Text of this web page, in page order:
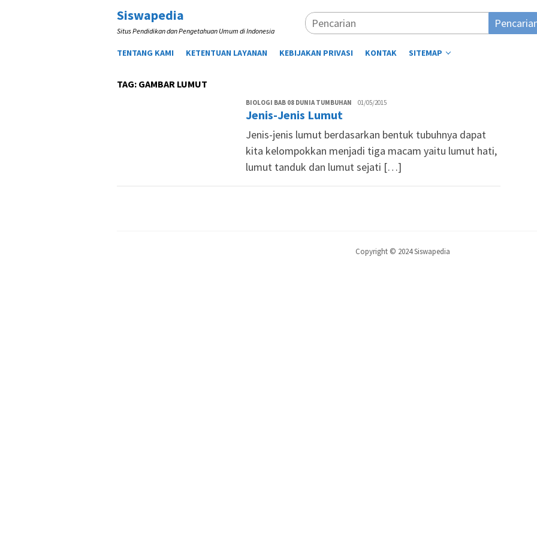
Loncat
Siswapedia
Situs Pendidikan dan Pengetahuan Umum di Indonesia
TENTANG KAMI KETENTUAN LAYANAN KEBIJAKAN PRIVASI KONTAK SITEMAP
TAG: GAMBAR LUMUT
BIOLOGI BAB 08 DUNIA TUMBUHAN Tim01/05/2015
Jenis-Jenis Lumut
Jenis-jenis lumut berdasarkan bentuk tubuhnya dapat
kita kelompokkan menjadi tiga macam yaitu lumut hati,
lumut tanduk dan lumut sejati […]
Copyright © 2024 Siswapedia